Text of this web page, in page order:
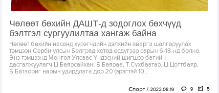
Чөлөөт бөхийн ДАШТ-д зодоглох бөхчүүд
бэлтгэл сургуулилтаа хангаж байна
Чөлөөт бөхийн насанд хүрэгчдийн дэлхийн аварга шалгаруулах
тэмцээн Серби улсын Белград хотод есдүгээр сарын 6-18-нд болно.
Энэ тэмцээнд Монгол Улсаас Үндэсний шигшээ багийн
дасгалжуулагч Ц.Баярсайхан, Б.Баяраа, Т.Сүхбаатар, Ц.Цогтбаяр,
Б.Батзориг нарын удирдлага дор 20 (эрэгтэй 10...
Спорт 2022.08.19 9 5